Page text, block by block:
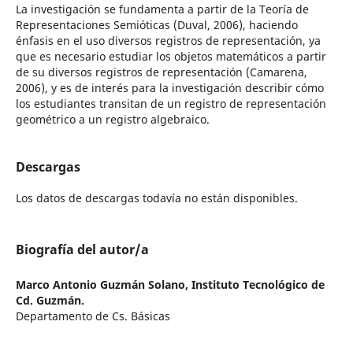
La investigación se fundamenta a partir de la Teoría de
Representaciones Semióticas (Duval, 2006), haciendo
énfasis en el uso diversos registros de representación, ya
que es necesario estudiar los objetos matemáticos a partir
de su diversos registros de representación (Camarena,
2006), y es de interés para la investigación describir cómo
los estudiantes transitan de un registro de representación
geométrico a un registro algebraico.
Descargas
Los datos de descargas todavía no están disponibles.
Biografía del autor/a
Marco Antonio Guzmán Solano, Instituto Tecnológico de
Cd. Guzmán.
Departamento de Cs. Básicas